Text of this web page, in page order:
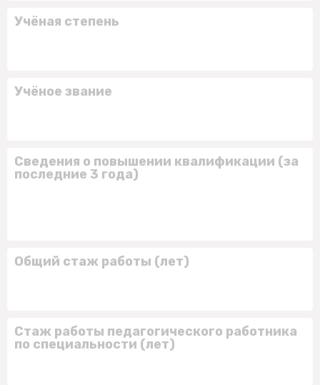
Учёная степень
Учёное звание
Сведения о повышении квалификации (за
последние 3 года)
Общий стаж работы (лет)
Стаж работы педагогического работника
по специальности (лет)